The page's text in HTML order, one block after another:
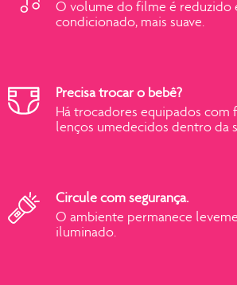
O volume do filme é reduzido
condicionado, mais suave.
Precisa trocar o bebê?
Há trocadores equipados com
lenços umedecidos dentro da
Circule com segurança.
O ambiente permanece
iluminado.